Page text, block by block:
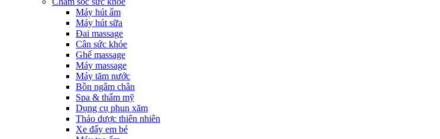
Máy hút ẩm
Máy hút sữa
Đai massage
Cân sức khỏe
Ghế massage
Máy massage
Máy tăm nước
Bồn ngâm chân
Spa & thẩm mỹ
Dụng cụ phun xăm
Thảo dược thiên nhiên
Xe đẩy em bé